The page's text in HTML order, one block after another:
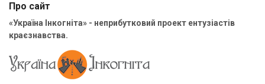
Про сайт
«Україна Інкогніта» - неприбутковий проект ентузіастів
краєзнавства.